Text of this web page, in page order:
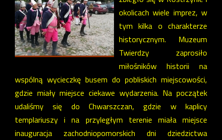
okolicach wiele imprez, w
tym kilka o charakterze
historycznym. Muzeum
Twierdzy zaprosiło
miłośników historii na
wspólną wycieczkę busem do pobliskich miejscowości,
gdzie miały miejsce ciekawe wydarzenia. Na początek
udaliśmy się do Chwarszczan, gdzie w kaplicy
templariuszy i na przyległym terenie miała miejsce
inauguracja zachodniopomorskich dni dziedzictwa